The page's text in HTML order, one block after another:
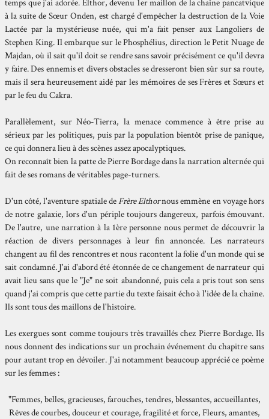
temps que j'ai adorée. Elthor, devenu 1er maillon de la chaîne pancatvique
à la suite de Sœur Onden, est chargé d'empêcher la destruction de la Voie
Lactée par la mystérieuse nuée, qui m'a fait penser aux Langoliers de
Stephen King. Il embarque sur le Phosphélius, direction le Petit Nuage de
Majdan, où il sait qu'il doit se rendre sans savoir précisément ce qu'il devra
y faire. Des ennemis et divers obstacles se dresseront bien sûr sur sa route,
mais il sera heureusement aidé par les mémoires de ses Frères et Sœurs et
par le feu du Cakra.
Parallèlement, sur Néo-Tierra, la menace commence à être prise au
sérieux par les politiques, puis par la population bientôt prise de panique,
ce qui donnera lieu à des scènes assez apocalyptiques.
On reconnaît bien la patte de Pierre Bordage dans la narration alternée qui
fait de ses romans de véritables page-turners.
D'un côté, l'aventure spatiale deFrère Elthornous emmène en voyage hors
de notre galaxie, lors d'un périple toujours dangereux, parfois émouvant.
De l'autre, une narration à la 1ère personne nous permet de découvrir la
réaction de divers personnages à leur fin annoncée. Les narrateurs
changent au fil des rencontres et nous racontent la folie d'un monde qui se
sait condamné. J'ai d'abord été étonnée de ce changement de narrateur qui
avait lieu sans que le "Je" ne soit abandonné, puis cela a pris tout son sens
quand j'ai compris que cette partie du texte faisait écho à l'idée de la chaîne.
Ils sont tous des maillons de l'histoire.
Les exergues sont comme toujours très travaillés chez Pierre Bordage. Ils
nous donnent des indications sur un prochain événement du chapitre sans
pour autant trop en dévoiler. J'ai notamment beaucoup apprécié ce poème
sur les femmes :
"Femmes, belles, gracieuses, farouches, tendres, blessantes, accueillantes,
Rêves de courbes, douceur et courage, fragilité et force, Fleurs, amantes,